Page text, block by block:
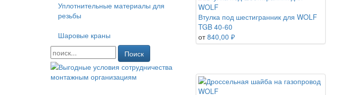
Уплотнительные материалы для
резьбы
Шаровые краны
Поиск
Втулка под шестигранник для WOLF
TGB 40-60
от 840,00 ₽